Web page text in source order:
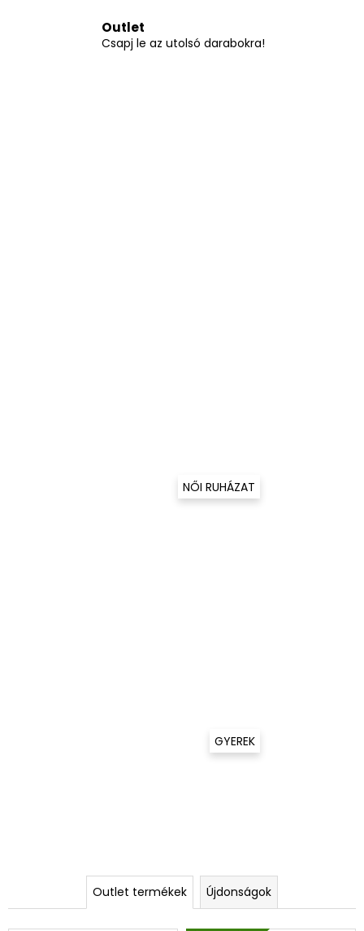
Outlet
Csapj le az utolsó darabokra!
NŐI RUHÁZAT
GYEREK
Outlet termékek Újdonságok